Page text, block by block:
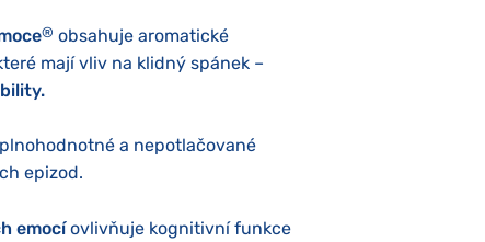
® obsahuje aromatické
mají vliv na klidný spánek –
a nepotlačované
epizod.
emocíovlivňuje kognitivní funkce